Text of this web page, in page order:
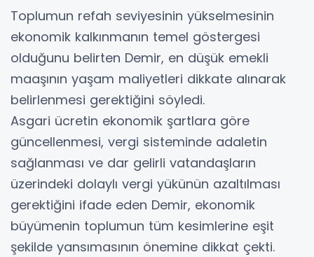
Toplumun refah seviyesinin yükselmesinin
ekonomik kalkınmanın temel göstergesi
olduğunu belirten Demir, en düşük emekli
maaşının yaşam maliyetleri dikkate alınarak
belirlenmesi gerektiğini söyledi.
Asgari ücretin ekonomik şartlara göre
güncellenmesi, vergi sisteminde adaletin
sağlanması ve dar gelirli vatandaşların
üzerindeki dolaylı vergi yükünün azaltılması
gerektiğini ifade eden Demir, ekonomik
büyümenin toplumun tüm kesimlerine eşit
şekilde yansımasının önemine dikkat çekti.